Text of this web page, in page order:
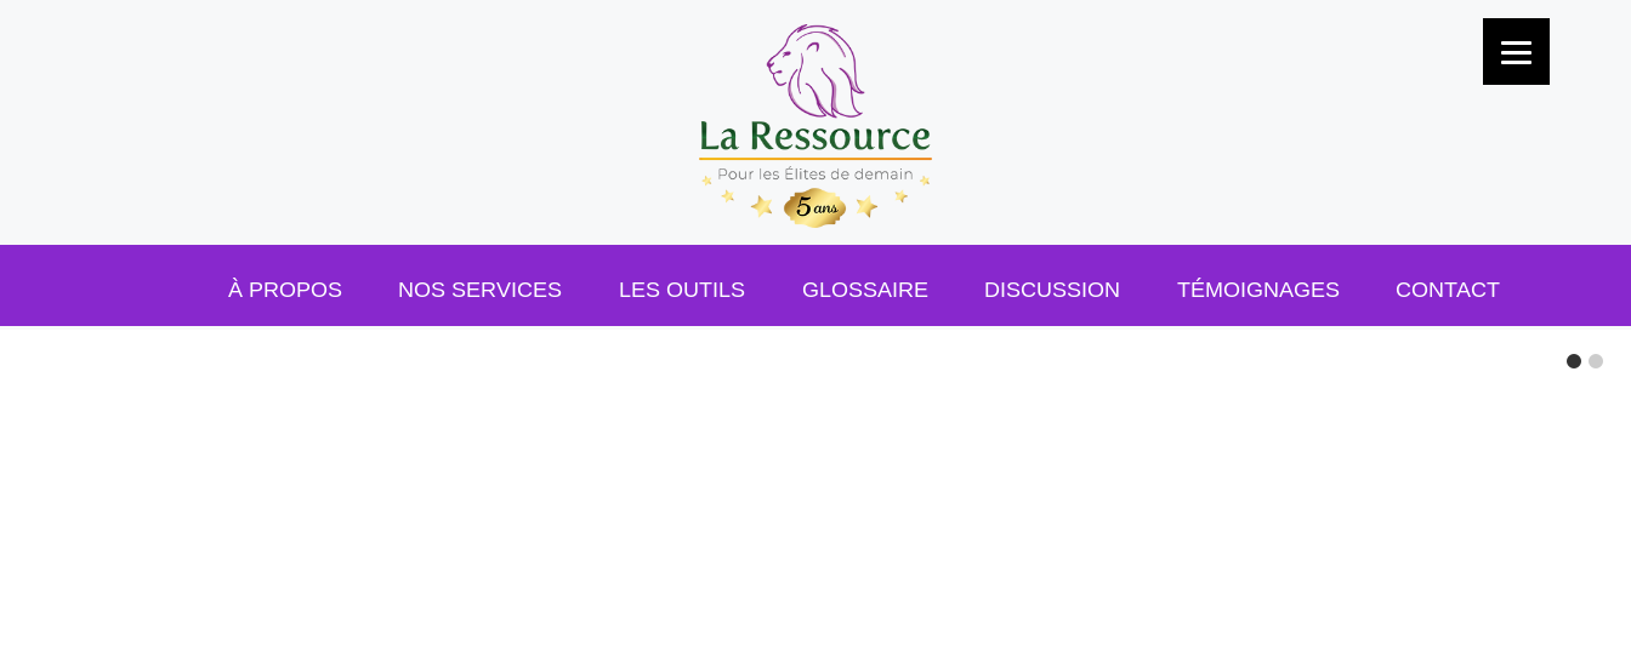
Passer au contenuÀ PROPOS NOS SERVICES LES OUTILS GLOSSAIRE DISCUSSION TÉMOIGNAGES CONTACT